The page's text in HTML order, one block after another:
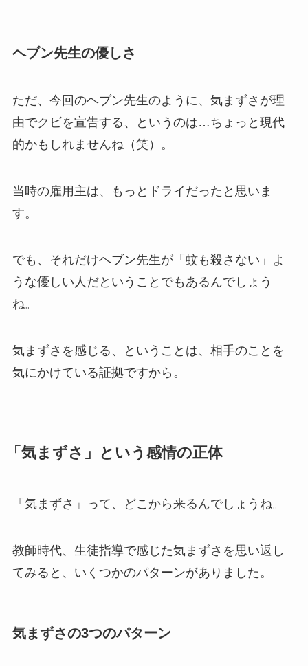
ヘブン先生の優しさ
ただ、今回のヘブン先生のように、気まずさが理
由でクビを宣告する、というのは…ちょっと現代
的かもしれませんね（笑）。
当時の雇用主は、もっとドライだったと思いま
す。
でも、それだけヘブン先生が「蚊も殺さない」よ
うな優しい人だということでもあるんでしょう
ね。
気まずさを感じる、ということは、相手のことを
気にかけている証拠ですから。
「気まずさ」という感情の正体
「気まずさ」って、どこから来るんでしょうね。
教師時代、生徒指導で感じた気まずさを思い返し
てみると、いくつかのパターンがありました。
気まずさの3つのパターン